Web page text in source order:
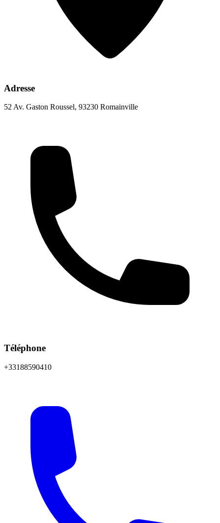
Adresse
52 Av. Gaston Roussel, 93230 Romainville
Téléphone
+33188590410